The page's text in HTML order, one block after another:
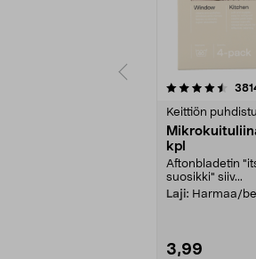
Keittiön
kpl
Aftonbladetin
suosikki" siiv...
Laji: Harmaa/
3,99